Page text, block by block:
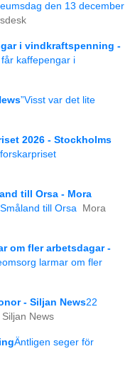
den 13 december
i vindkraftspenning -
får kaffepengar i
”Visst var det lite
2026 - Stockholms
till Orsa - Mora
till Orsa
Mora
om fler arbetsdagar -
larmar om fler
- Siljan News22
Siljan News
Äntligen seger för